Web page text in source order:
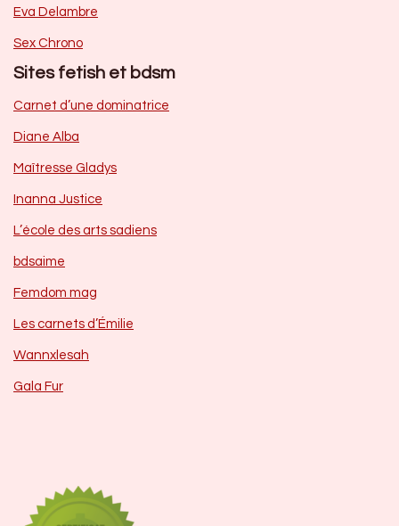
Eva Delambre
Sex Chrono
Sites fetish et bdsm
Carnet d’une dominatrice
Diane Alba
Maîtresse Gladys
Inanna Justice
L’école des arts sadiens
bdsaime
Femdom mag
Les carnets d’Émilie
Wannxlesah
Gala Fur